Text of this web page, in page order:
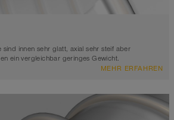
sind innen sehr glatt, axial sehr steif aber
ein vergleichbar geringes Gewicht.
MEHR ERFAHREN